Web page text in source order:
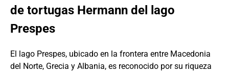
de tortugas Hermann del lago
Prespes
El lago Prespes, ubicado en la frontera entre Macedonia
del Norte, Grecia y Albania, es reconocido por su riqueza